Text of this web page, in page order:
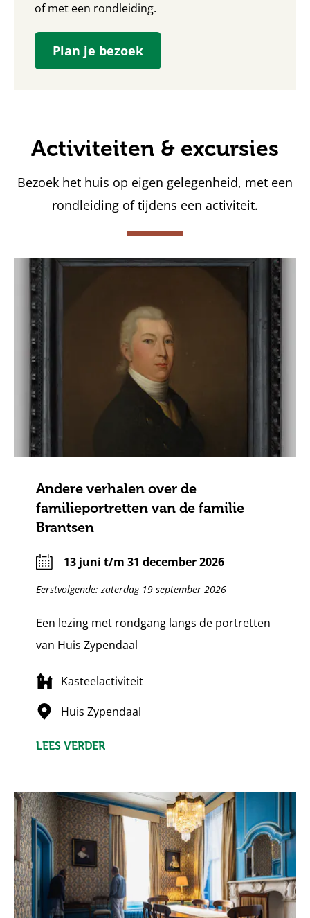
of met een rondleiding.
Plan je bezoek
Activiteiten & excursies
Bezoek het huis op eigen gelegenheid, met een
rondleiding of tijdens een activiteit.
Andere verhalen over de
familieportretten van de familie
Brantsen
13 juni t/m 31 december 2026
Eerstvolgende: zaterdag 19 september 2026
Een lezing met rondgang langs de portretten
van Huis Zypendaal
Kasteelactiviteit
Huis Zypendaal
LEES VERDER